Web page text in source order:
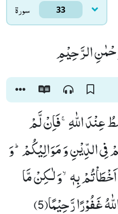
سورۃ 33
الرَّحِیْمِ
عِنْدَ اللّٰهِۚ-فَاِنْ لَّمْ
فِی الدِّیْنِ وَ مَوَالِیْكُمْؕ-وَ
بِهٖۙ-وَ لٰـكِنْ مَّا
غَفُوْرًا رَّحِیْمًا(5)